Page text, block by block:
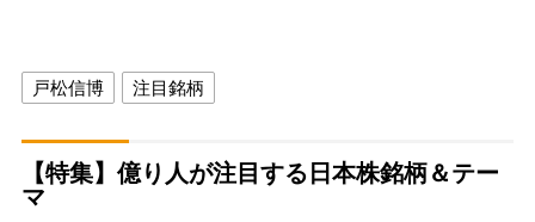
戸松信博 注目銘柄
【特集】億り人が注目する日本株銘柄＆テー
マ